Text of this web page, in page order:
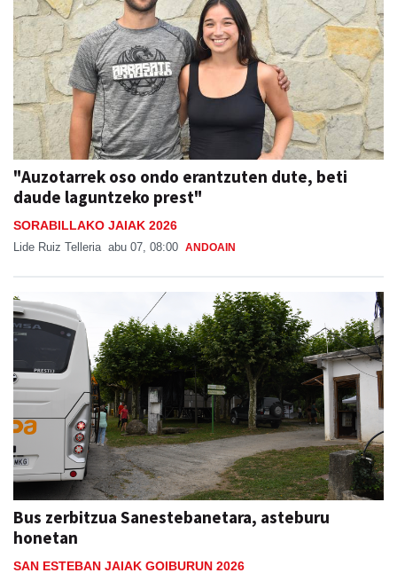
"Auzotarrek oso ondo erantzuten dute, beti
daude laguntzeko prest"
SORABILLAKO JAIAK 2026
Lide Ruiz Telleria abu 07, 08:00 ANDOAIN
Bus zerbitzua Sanestebanetara, asteburu
honetan
SAN ESTEBAN JAIAK GOIBURUN 2026